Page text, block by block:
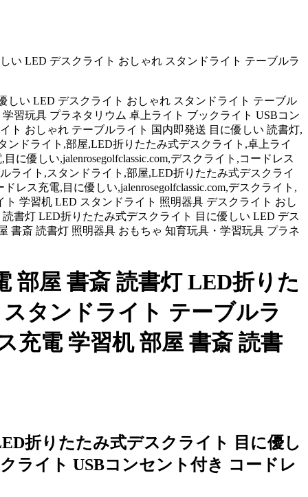
い LED デスクライト おしゃれ スタンドライト テーブルラ
しい LED デスクライト おしゃれ スタンドライト テーブル
習玩具 プラネタリウム 卓上ライト ブックライト USBコン
ト おしゃれ テーブルライト 国内即発送 目に優しい 読書灯,
ドライト,部屋,LED折りたたみ式デスクライト,卓上ライ
に優しい,jalenrosegolfclassic.com,デスクライト,コードレス
ライト,スタンドライト,部屋,LED折りたたみ式デスクライ
レス充電,目に優しい,jalenrosegolfclassic.com,デスクライト,
学習机 LED スタンドライト 照明器具 デスクライト おし
書灯 LED折りたたみ式デスクライト 目に優しい LED デス
書斎 読書灯 照明器具 おもちゃ 知育玩具・学習玩具 プラネ
部屋 書斎 読書灯 LED折りた
タンドライト テーブルラ
充電 学習机 部屋 書斎 読書
折りたたみ式デスクライト 目に優し
ライト USBコンセント付き コードレ